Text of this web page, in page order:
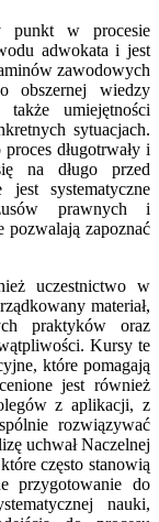
punkt w procesie
adwokata i jest
zawodowych
obszernej wiedzy
umiejętności
sytuacjach.
długotrwały i
na długo przed
systematyczne
prawnych i
zapoznać
uczestnictwo w
materiał,
praktyków oraz
Kursy te
które pomagają
jest również
z aplikacji, z
rozwiązywać
uchwał Naczelnej
często stanowią
przygotowanie do
nauki,